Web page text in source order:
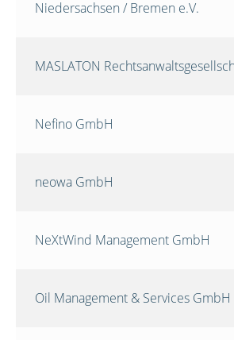
Niedersachsen / Bremen e.V.
MASLATON
Nefino GmbH
neowa GmbH
NeXtWind Management GmbH
Oil Management & Services GmbH